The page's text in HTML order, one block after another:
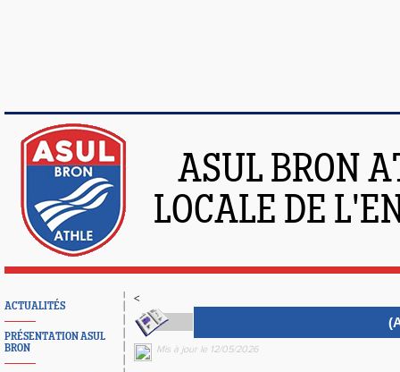
ASUL BRON
LOCALE DE
ACTUALITÉS
PRÉSENTATION ASUL
BRON
<
Mis à jour le 12/05/2026